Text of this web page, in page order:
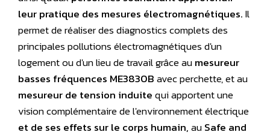
leur pratique des mesures électromagnétiques.Il
permet de réaliser des diagnostics complets des
principales pollutions électromagnétiques d'un
logement ou d'un lieu de travail grâce aumesureur
basses fréquences ME3830Bavec perchette,et au
mesureur de tension induitequi apportent une
vision complémentaire de l'environnement électrique
et de ses effets sur le corps humain,auSafe and